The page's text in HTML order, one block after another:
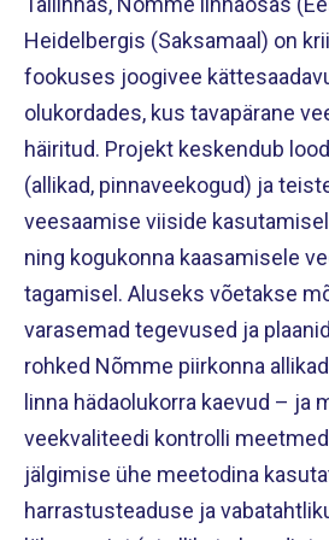
Heidelbergis (Saksamaal) on
fookuses joogivee
olukordades, kus tavapärane
häiritud. Projekt keskendub
(allikad, pinnaveekogud) ja
veesaamise viiside
ning kogukonna kaasamisele
tagamisel. Aluseks võetakse
varasemad tegevused ja
rohked Nõmme piirkonna
linna hädaolukorra kaevud – ja
veekvaliteedi kontrolli
jälgimise ühe meetodina
harrastusteaduse ja